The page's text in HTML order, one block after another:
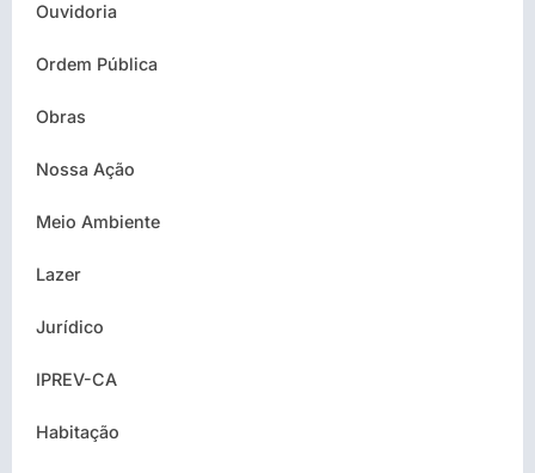
Ouvidoria
Ordem Pública
Obras
Nossa Ação
Meio Ambiente
Lazer
Jurídico
IPREV-CA
Habitação